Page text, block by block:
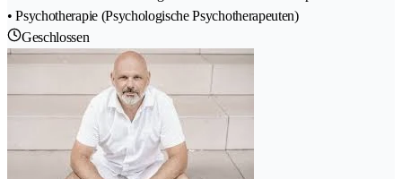
• Psychotherapie (Psychologische Psychotherapeuten)
Geschlossen